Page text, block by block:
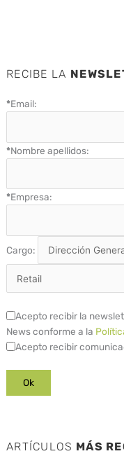
RECIBE LA
*Email:
*Nombre apellidos:
*Empresa:
Cargo:
Acepto recibir la
News conforme a la
Acepto recibir
ARTÍCULOS MÁS